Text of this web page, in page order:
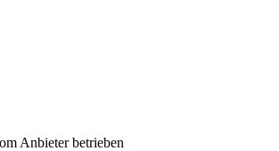
Anbieter betrieben